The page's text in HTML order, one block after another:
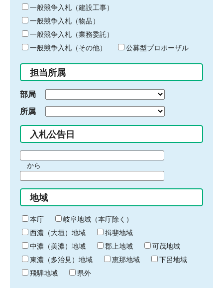
キ
ー
ワ
ー
ド
入
力
一般競争入札（建設工事）
一般競争入札（物品）
一般競争入札（業務委託）
一般競争入札（その他）
公募型プロポーザル
担当所属
部局
所属
入札公告日
間
始
り
から
間
終
わ
り
地域
本庁
岐阜地域（本庁除く）
西濃（大垣）地域
揖斐地域
中濃（美濃）地域
郡上地域
可茂地域
東濃（多治見）地域
恵那地域
下呂地域
飛騨地域
県外